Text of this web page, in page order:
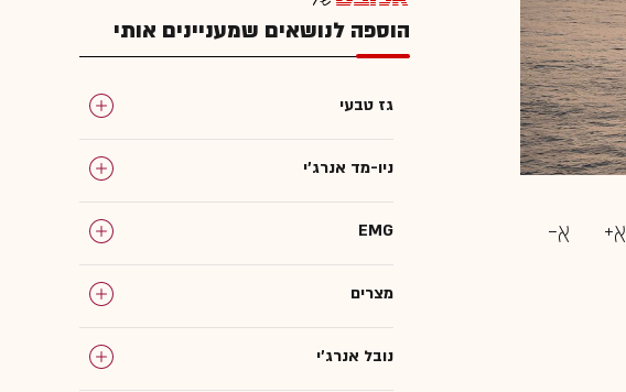
הוספה לנושאים שמעניינים אותי
גז טבעי
ניו-מד אנרג'י
EMG
מצרים
נובל אנרג'י